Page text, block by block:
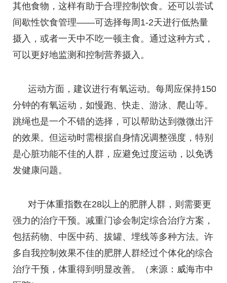
其他食物，这样有助于合理控制饮食。还可以尝试
间歇性饮食管理——可选择每周1-2天进行低热量
摄入，或者一天中不吃一顿主食。通过这种方式，
可以更好地监测和控制营养摄入。
运动方面，建议进行有氧运动。每周应保持150
分钟的有氧运动，如慢跑、快走、游泳、爬山等。
跳绳也是一个不错的选择，可以帮助达到微微出汗
的效果。但运动时需根据自身情况调整强度，特别
是心脏功能不佳的人群，应避免过度运动，以免诱
发健康问题。
对于体重指数在28以上的肥胖人群，则需要更
强力的治疗干预。减重门诊会制定综合治疗方案，
包括药物、中医中药、拔罐、埋线等多种方法。许
多自我控制效果不佳的肥胖人群经过个体化的综合
治疗干预，体重得到明显改善。（来源：威海市中